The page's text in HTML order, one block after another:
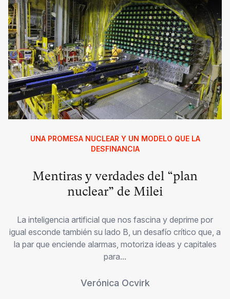
UNA PROMESA NUCLEAR Y UN MODELO QUE LA
DESFINANCIA
Mentiras y verdades del “plan
nuclear” de Milei
La inteligencia artificial que nos fascina y deprime por
igual esconde también su lado B, un desafío crítico que, a
la par que enciende alarmas, motoriza ideas y capitales
para...
Verónica Ocvirk